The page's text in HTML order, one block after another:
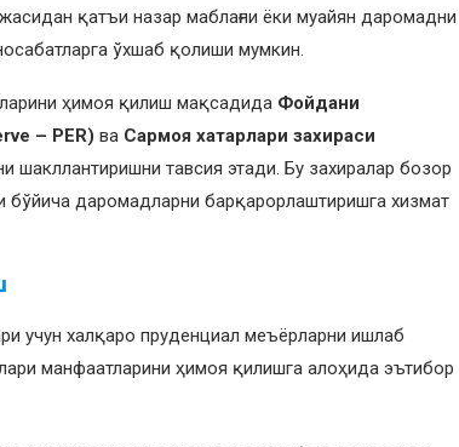
қатъи назар маблағни ёки муайян даромадни
ўхшаб қолиши мумкин.
ҳимоя қилиш мақсадида Фойдани
– PER) ва Сармоя хатарлари захираси
шакллантиришни тавсия этади. Бу захиралар бозор
даромадларни барқарорлаштиришга хизмат
учун халқаро пруденциал меъёрларни ишлаб
манфаатларини ҳимоя қилишга алоҳида эътибор